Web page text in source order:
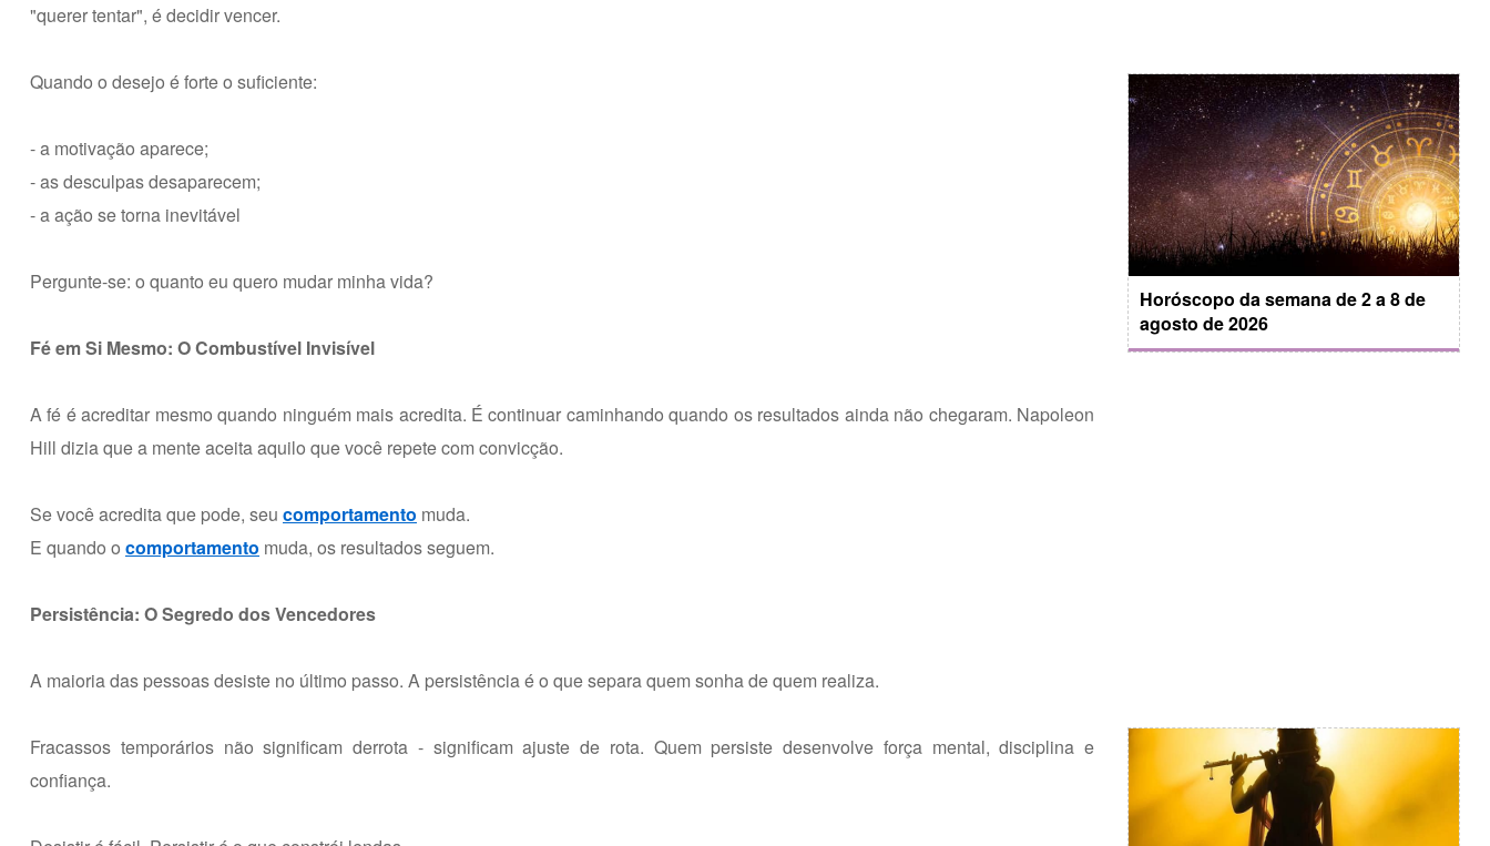
"querer tentar", é decidir vencer.
Quando o desejo é forte o suficiente:
- a motivação aparece;
- as desculpas desaparecem;
- a ação se torna inevitável
Pergunte-se: o quanto eu quero mudar minha vida?
Fé em Si Mesmo: O Combustível Invisível
A fé é acreditar mesmo quando ninguém mais acredita. É continuar caminhando quando os resultados ainda não chegaram. Napoleon
Hill dizia que a mente aceita aquilo que você repete com convicção.
Se você acredita que pode, seu comportamento muda.
E quando o comportamento muda, os resultados seguem.
Persistência: O Segredo dos Vencedores
A maioria das pessoas desiste no último passo. A persistência é o que separa quem sonha de quem realiza.
Fracassos temporários não significam derrota - significam ajuste de rota. Quem persiste desenvolve força mental, disciplina e
confiança.
Horóscopo da semana de 2 a 8 de
agosto de 2026